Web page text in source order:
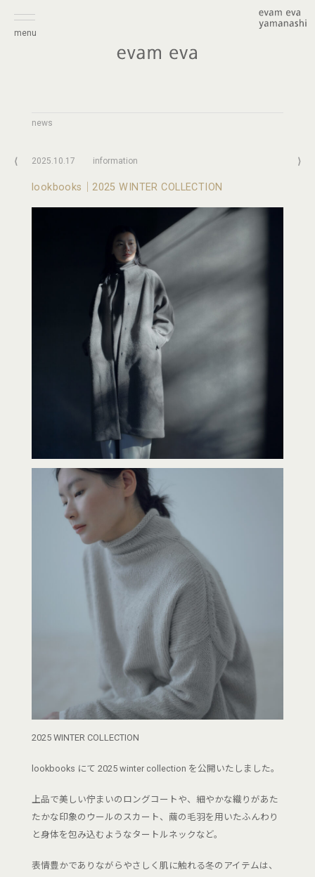
menu
news
⟨ 2025.10.17 information
lookbooks｜2025 WINTER COLLECTION
2025 WINTER COLLECTION
lookbooks にて 2025 winter collection を公開いたしました。
上品で美しい佇まいのロングコートや、細やかな織りがあた
たかな印象のウールのスカート、繭の毛羽を用いたふんわり
と身体を包み込むようなタートルネックなど。
表情豊かでありながらやさしく肌に触れる冬のアイテムは、
⟩